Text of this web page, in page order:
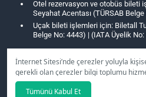
İnternet Sitesi’nde çerezler yoluyla
gerekli olan çerezler bilgi toplumu
kullanılmaktadır. Tercihleriniz
kişiselleştirilmiş çerezleri ve özel
Tümünü Kabul Et
Otel rezervasyon ve otobüs bileti
Seyahat Acentası (TÜRSAB
Uçak bileti işlemleri için: Biletall
Belge No: 4443) | (IATA Üyelik